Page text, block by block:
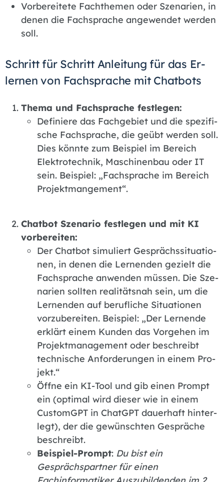
Vor­be­rei­te­te Fachthe­men oder Sze­na­ri­en, in
de­nen die Fach­spra­che an­ge­wen­det wer­den
soll.
Schritt für Schritt An­lei­tung für das Er­
ler­nen von Fach­spra­che mit Chat­bots
The­ma und Fach­spra­che fest­le­gen:
De­fi­nie­re das Fach­ge­biet und die spe­zi­fi­
sche Fach­spra­che, die ge­übt wer­den soll.
Dies könn­te zum Bei­spiel im Be­reich
Elek­tro­tech­nik, Ma­schi­nen­bau oder IT
sein. Bei­spiel: „Fach­spra­che im Be­reich
Pro­jekt­man­ge­ment“.
Chat­bot Sze­na­rio fest­le­gen und mit KI
vor­be­rei­ten:
Der Chat­bot si­mu­liert Ge­sprächs­si­tua­tio­
nen, in de­nen die Ler­nen­den ge­zielt die
Fach­spra­che an­wen­den müs­sen. Die Sze­
na­ri­en soll­ten rea­li­täts­nah sein, um die
Ler­nen­den auf be­ruf­li­che Si­tua­tio­nen
vor­zu­be­rei­ten. Bei­spiel: „Der Ler­nen­de
er­klärt ei­nem Kun­den das Vor­ge­hen im
Pro­jekt­ma­nage­ment oder be­schreibt
tech­ni­sche An­for­de­run­gen in ei­nem Pro­
jekt.“
Öff­ne ein KI-Tool und gib ei­nen Prompt
ein (op­ti­mal wird die­ser wie in ei­nem
CustomG­PT in ChatG­PT dau­er­haft hin­ter­
legt), der die ge­wünsch­ten Ge­sprä­che
be­schreibt.
Bei­spiel-Prompt: Du bist ein
Gesprächspartner für einen